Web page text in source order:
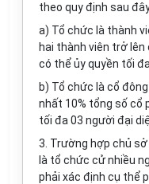
theo quy định sau
a) Tổ chức là thành
hai thành viên trở
có thể ủy quyền tối
b) Tổ chức là cổ
nhất 10% tổng số cổ
tối đa 03 người đại
3. Trường hợp chủ
là tổ chức cử nhiều
phải xác định cụ thể